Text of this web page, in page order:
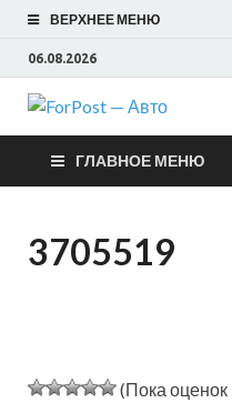
ВЕРХНЕЕ МЕНЮ
06.08.2026
ГЛАВНОЕ МЕНЮ
3705519
(Пока оценок